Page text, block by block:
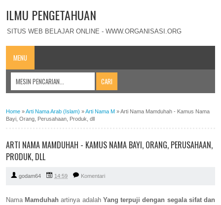
ILMU PENGETAHUAN
SITUS WEB BELAJAR ONLINE - WWW.ORGANISASI.ORG
MENU
Home »Arti Nama Arab (Islam) »Arti Nama M »Arti Nama Mamduhah - Kamus Nama
Bayi, Orang, Perusahaan, Produk, dll
ARTI NAMA MAMDUHAH - KAMUS NAMA BAYI, ORANG, PERUSAHAAN,
PRODUK, DLL
godam64 14:59 Komentari
Nama Mamduhah artinya adalah Yang terpuji dengan segala sifat dan